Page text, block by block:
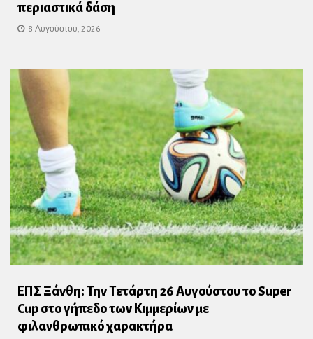
περιαστικά δάση
8 Αυγούστου, 2026
ΕΠΣ Ξάνθη: Την Τετάρτη 26 Αυγούστου το Super
Cup στο γήπεδο των Κιμμερίων με
φιλανθρωπικό χαρακτήρα